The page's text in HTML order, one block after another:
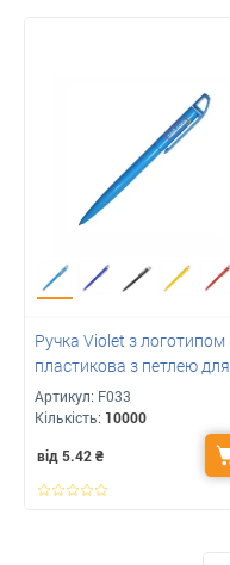
Ручка Violet з логотипом
пластикова з петлею для
шнурка
Артикул: F033
Кількість: 10000
від 5.42₴